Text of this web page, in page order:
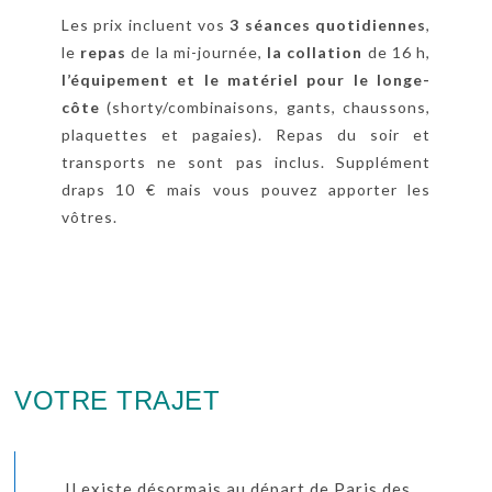
Les prix incluent vos3 séances quotidiennes,
le repas de la mi-journée, la collation de 16 h,
l’équipement et le matériel pour le longe-
côte (shorty/combinaisons, gants, chaussons,
plaquettes et pagaies). Repas du soir et
transports ne sont pas inclus. Supplément
draps 10 € mais vous pouvez apporter les
vôtres.
VOTRE TRAJET